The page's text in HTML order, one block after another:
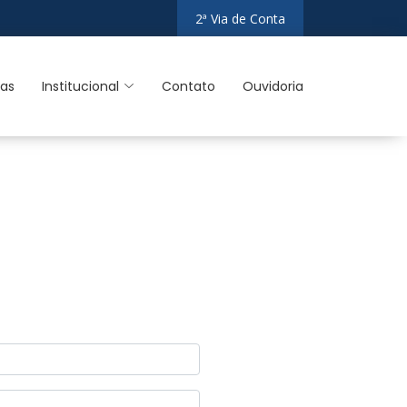
2ª Via de Conta
Institucional Contato Ouvidoria